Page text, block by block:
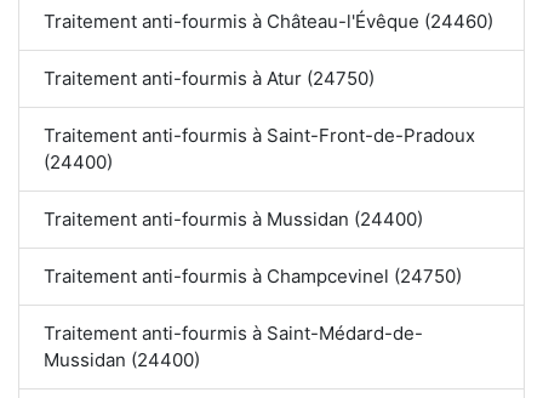
Traitement anti-fourmis à Château-l'Évêque (24460)
Traitement anti-fourmis à Atur (24750)
Traitement anti-fourmis à Saint-Front-de-Pradoux
(24400)
Traitement anti-fourmis à Mussidan (24400)
Traitement anti-fourmis à Champcevinel (24750)
Traitement anti-fourmis à Saint-Médard-de-
Mussidan (24400)